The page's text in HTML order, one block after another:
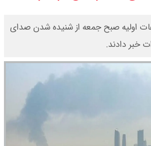
۱۴۰۵ اعلام شد/ طلا بر مدار صعود
قیمت نفت امروز جمعه ۱۶ مرداد ۱۴۰۵
اولیه صبح جمعه از شنیده شدن صدای
خبر دادند.